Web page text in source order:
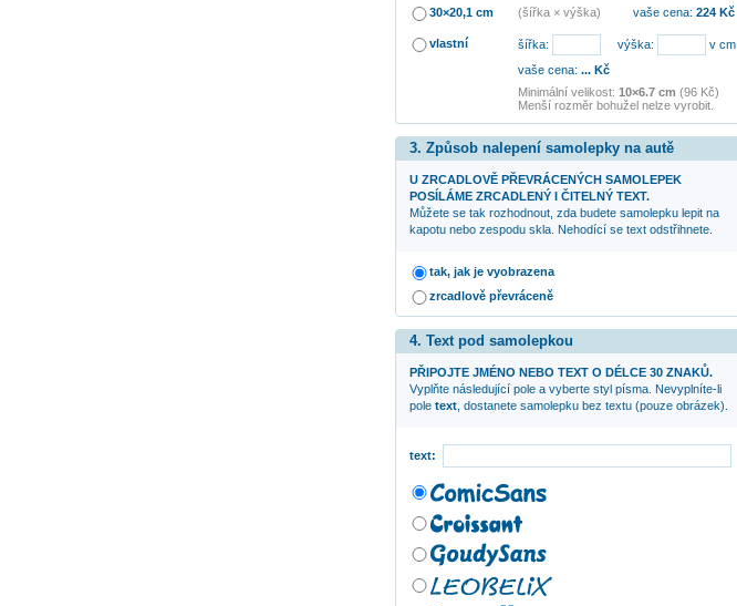
30×20,1 cm
(šířka × výška) vaše cena: 224Kč
vlastní šířka: výška:
v cm
vaše cena: ...Kč
Minimální velikost: 10×6.7 cm (96 Kč)
Menší rozměr bohužel nelze vyrobit.
3. Způsob nalepení samolepky na autě
U ZRCADLOVĚ PŘEVRÁCENÝCH SAMOLEPEK
POSÍLÁME ZRCADLENÝ I ČITELNÝ TEXT.
Můžete se tak rozhodnout, zda budete samolepku lepit na
kapotu nebo zespodu skla. Nehodící se text odstřihnete.
tak, jak je vyobrazena
zrcadlově převráceně
4. Text pod samolepkou
PŘIPOJTE JMÉNO NEBO TEXT O DÉLCE 30 ZNAKŮ.
Vyplňte následující pole a vyberte styl písma. Nevyplníte-li
pole text, dostanete samolepku bez textu (pouze obrázek).
text: